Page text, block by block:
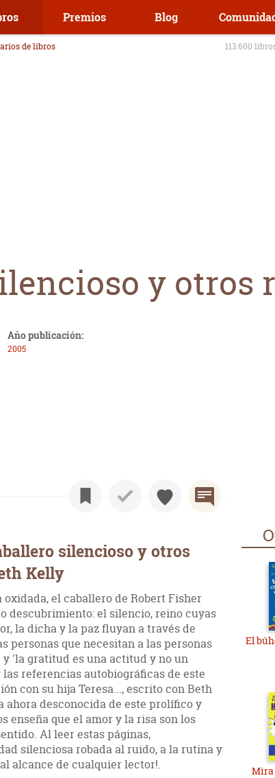
Premios Blog
de libros
113.600
y otros
Año publicación:
2005
silencioso y otros
Kelly
el caballero de Robert Fisher
descubrimiento: el silencio, reino cuyas
la dicha y la paz fluyan a través de
personas que necesitan a las personas
'la gratitud es una actitud y no un
referencias autobiográficas de este
con su hija Teresa...­, escrito con Beth
desconocida de este prolífico y
enseña que el amor y la risa son los
Al leer estas páginas,
silenciosa robada al ruido, a la rutina y
alcance de cualquier lector!.
El
Mira